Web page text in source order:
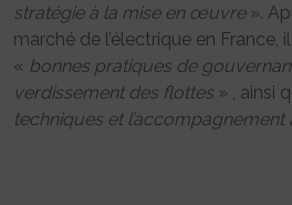
stratégie à la mise en œuvre».
marché de l’électrique en France,
« bonnes pratiques de
verdissement des flottes» , ainsi
techniques et